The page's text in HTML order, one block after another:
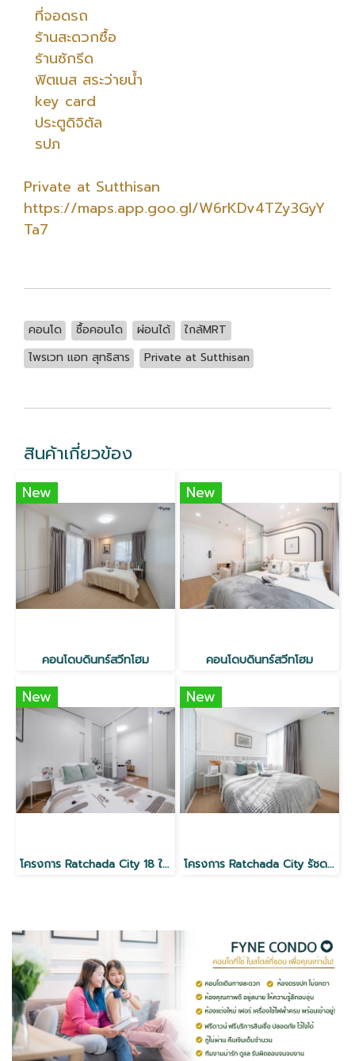
ที่จอดรถ
ร้านสะดวกซื้อ
ร้านซักรีด
ฟิตเนส สระว่ายน้ำ
key card
ประตูดิจิตัล
รปภ
Private at Sutthisan
https://maps.app.goo.gl/W6rKDv4TZy3GyY
Ta7
คอนโด ซื้อคอนโด ผ่อนได้
ใกล้MRT
ไพรเวท แอท สุทธิ​สาร
Private at Sutthisan
สินค้าเกี่ยวข้อง
New
คอนโดบดินทร์สวีทโฮม
New
คอนโดบดินทร์สวีทโฮม
New
โครงการ Ratchada City 18 ใกล้ MRT ห้วยขวาง
New
โครงการ Ratchada City รัชดา18 ใกล้ MRT ห้วยขวาง